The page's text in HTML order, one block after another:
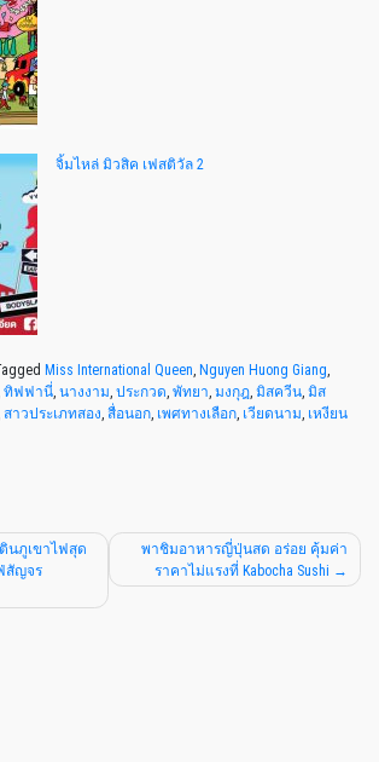
จิ้มไหล่ มิวสิค เฟสติวัล 2
Miss International Queen, Nguyen Huong Giang,
ทิฟฟานี่, นางงาม, ประกวด, พัทยา, มงกุฎ, มิสควีน, มิส
สาวประเภทสอง, สื่อนอก, เพศทางเลือก, เวียดนาม, เหงียน
นภูเขาไฟสุด
สัญจร
พาชิมอาหารญี่ปุ่นสด อร่อย คุ้มค่า
ราคาไม่แรงที่ Kabocha Sushi